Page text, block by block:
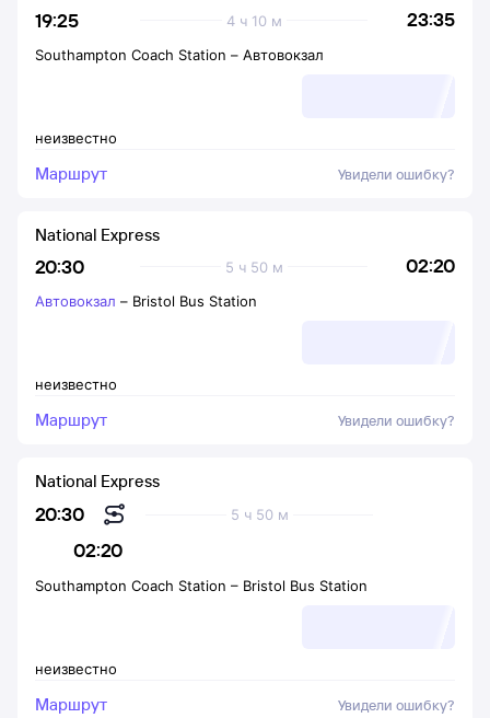
19:25 23:35
4 ч 10 м
неизвестно
Southampton Coach Station – Автовокзал
Маршрут Увидели ошибку?
20:30 02:20
5 ч 50 м
National Express
неизвестно
Автовокзал – Bristol Bus Station
Маршрут Увидели ошибку?
20:30
02:20
5 ч 50 м
National Express
неизвестно
Southampton Coach Station – Bristol Bus Station
Маршрут Увидели ошибку?